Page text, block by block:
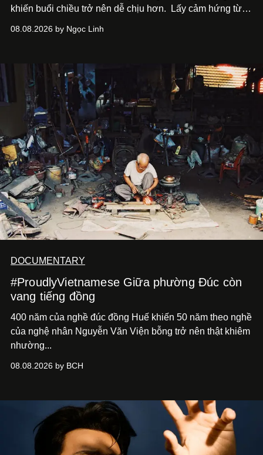
khiến buổi chiều trở nên dễ chịu hơn.
Lấy cảm hứng từ
sử dụng bảng màu nâu sữa, kem, trắng ngà cùng những
quán cà phê. Dưới đây là những mẫu nail được yêu thích
nhất của xu hướng này.
08.08.2026 by Ngọc Linh
DOCUMENTARY
#ProudlyVietnamese Giữa phường Đúc còn
vang tiếng đồng
400 năm của nghề đúc đồng Huế khiến 50 năm theo nghề
của nghệ nhân Nguyễn Văn Viện bỗng trở nên thật khiêm
nhường...
08.08.2026 by BCH